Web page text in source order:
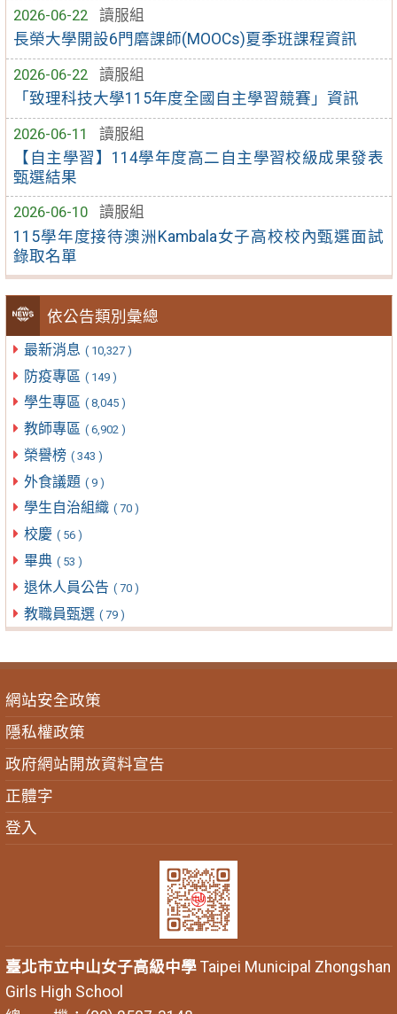
2026-06-22
讀服組
長榮大學開設6門磨課師(MOOCs)夏季班課程資訊
2026-06-22
讀服組
「致理科技大學115年度全國自主學習競賽」資訊
2026-06-11
讀服組
【自主學習】114學年度高二自主學習校級成果發表
甄選結果
2026-06-10
讀服組
115學年度接待澳洲Kambala女子高校校內甄選面試
錄取名單
依公告類別彙總
最新消息 ( 10,327 )
防疫專區 ( 149 )
學生專區 ( 8,045 )
教師專區 ( 6,902 )
榮譽榜 ( 343 )
外食議題 ( 9 )
學生自治組織 ( 70 )
校慶 ( 56 )
畢典 ( 53 )
退休人員公告 ( 70 )
教職員甄選 ( 79 )
網站安全政策
隱私權政策
政府網站開放資料宣告
正體字
登入
臺北市立中山女子高級中學Taipei Municipal Zhongshan
Girls High School